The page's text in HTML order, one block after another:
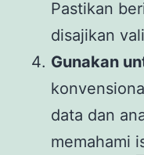
Pastikan
disajikan
Gunakan
data dan
memahami